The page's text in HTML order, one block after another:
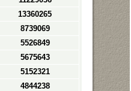
13360265
8739069
5526849
5675643
5152321
4844238